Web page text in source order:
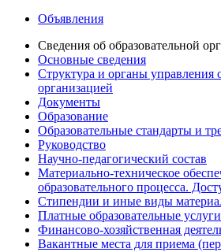
Объявления
Сведения об образовательной
Основные сведения
Структура и органы управления
организацией
Документы
Образование
Образовательные стандарты и
Руководство
Научно-педагогический состав
Материально-техническое
образовательного процесса.
Стипендии и иные виды
Платные образовательные услуги
Финансово-хозяйственная
Вакантные места для приема